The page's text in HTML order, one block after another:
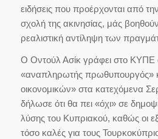
ειδήσεις που προέρχονται από
σχολή της ακινησίας, μάς
ρεαλιστική αντίληψη των
Ο Oντούλ Ασίκ γράφει στο ΚΥΠΕ
«αναπληρωτής πρωθυπουργός»
οικονομικών» στα κατεχόμενα
δήλωσε ότι θα πει «όχι» σε
λύσης του Κυπριακού, καθώς οι
τόσο καλές για τους